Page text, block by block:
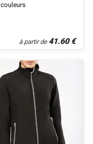
couleurs
à partir de 41.60€